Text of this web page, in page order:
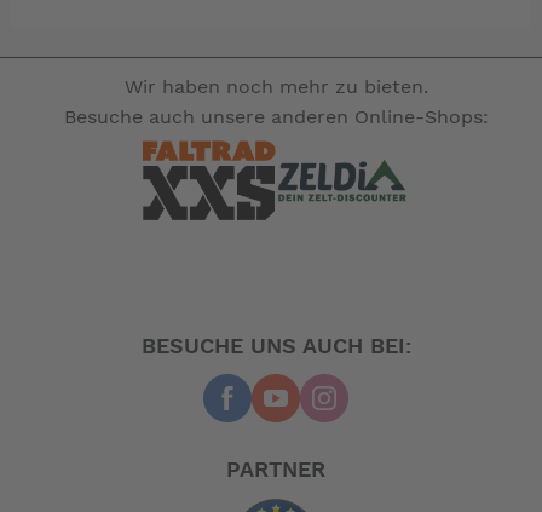
Wir haben noch mehr zu bieten.
Besuche auch unsere anderen Online-Shops:
BESUCHE UNS AUCH BEI:
PARTNER